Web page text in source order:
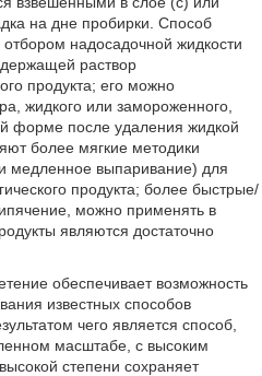
на дне пробирки. Способ
надосадочной жидкости
раствор
продукта; его можно
жидкого или замороженного,
форме после удаления жидкой
более мягкие методики
медленное выпаривание) для
продукта; более быстрые/
можно применять в
являются достаточно
обеспечивает возможность
известных способов
чего является способ,
масштабе, с высоким
степени сохраняет